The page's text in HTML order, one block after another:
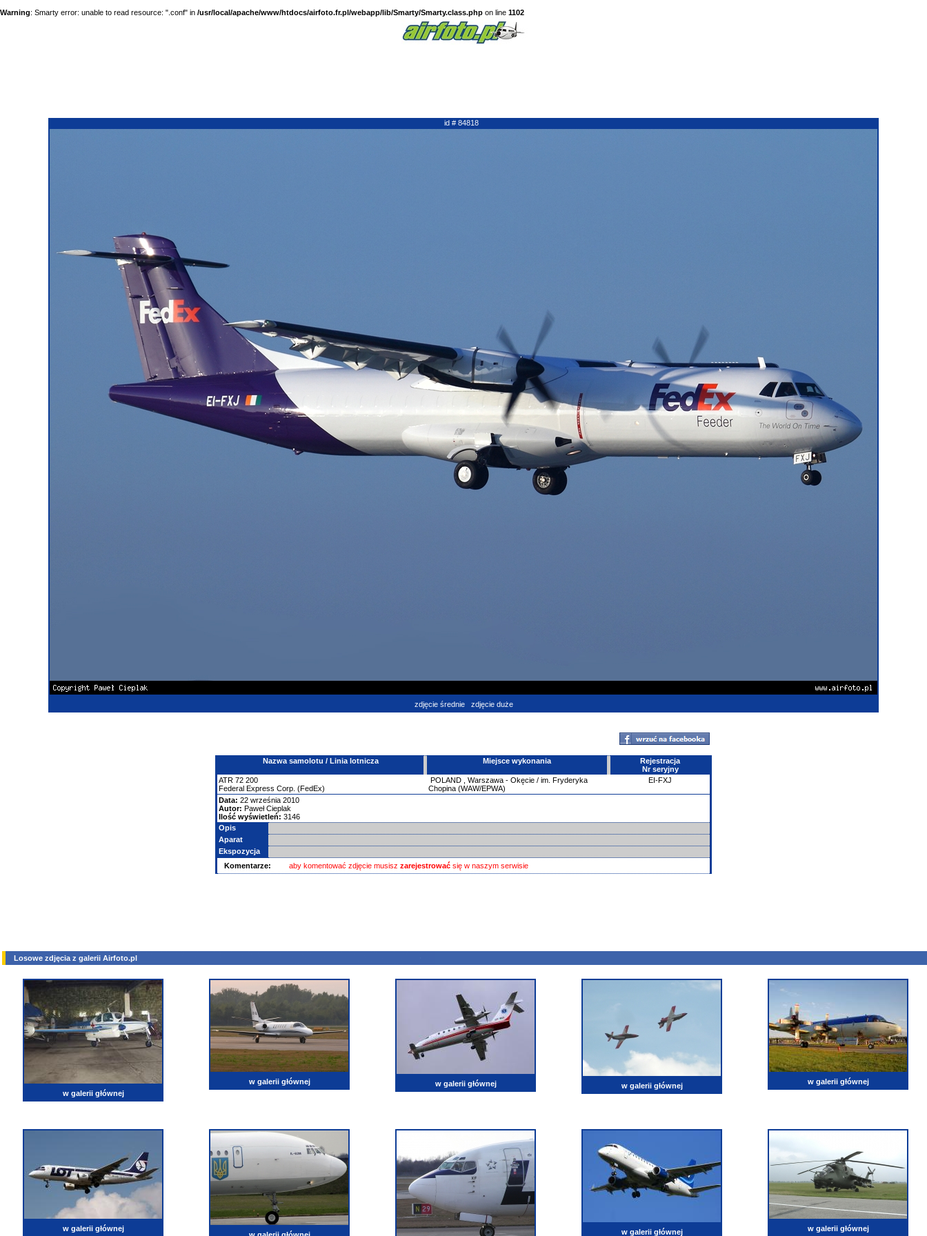
Warning: Smarty error: unable to read resource: ".conf" in /usr/local/apache/www/htdocs/airfoto.fr.pl/webapp/lib/Smarty/Smarty.class.php on line 1102
id # 84818
zdjęcie średnie zdjęcie duże
Nazwa samolotu / Linia lotnicza Miejsce wykonania
Rejestracja
Nr seryjny
ATR 72 200
Federal Express Corp. (FedEx)
POLAND
Warszawa - Okęcie / im. Fryderyka
Chopina (WAW/EPWA)
EI-FXJ
Data: 22 września 2010
Autor: Paweł Cieplak
Ilość wyświetleń: 3146
Opis
Aparat
Ekspozycja
Komentarze:
aby komentować zdjęcie musisz zarejestrować się w naszym serwisie
Losowe zdjęcia z galerii Airfoto.pl
w galerii głównej
w galerii głównej w galerii głównej w galerii głównej w galerii głównej
w galerii głównej w galerii głównej w galerii głównej